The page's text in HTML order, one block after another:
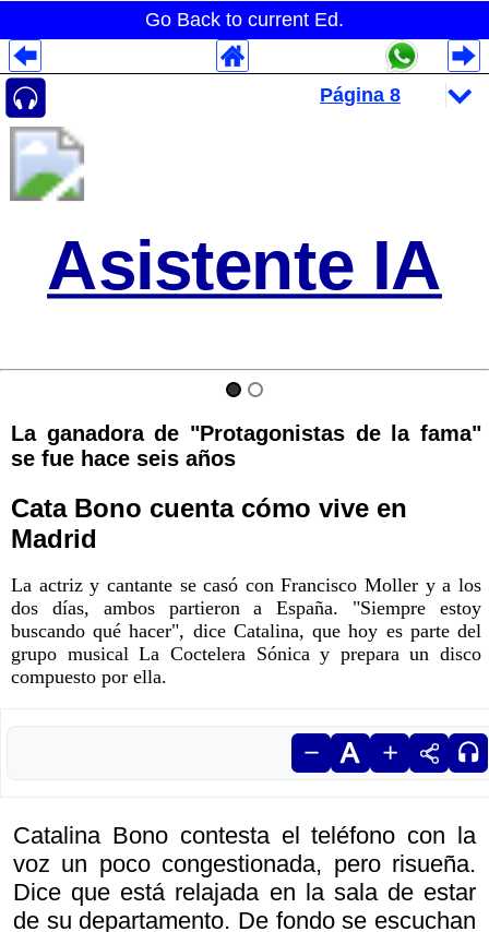
Go Back to current Ed.
Asistente IA
La ganadora de "Protagonistas de la fama"
se fue hace seis años
Cata Bono cuenta cómo vive en
Madrid
La actriz y cantante se casó con Francisco Moller y a los
dos días, ambos partieron a España. "Siempre estoy
buscando qué hacer", dice Catalina, que hoy es parte del
grupo musical La Coctelera Sónica y prepara un disco
compuesto por ella.
Catalina Bono contesta el teléfono con la
voz un poco congestionada, pero risueña.
Dice que está relajada en la sala de estar
de su departamento. De fondo se escuchan
Despliegues Analytics
Despliegues Totales
Despliegues por Rubros